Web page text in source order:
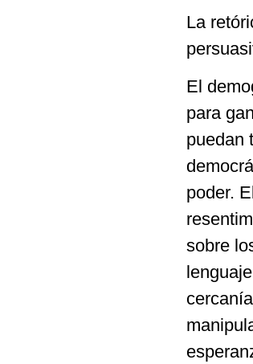
La
El
para
puedan
poder.
sobre